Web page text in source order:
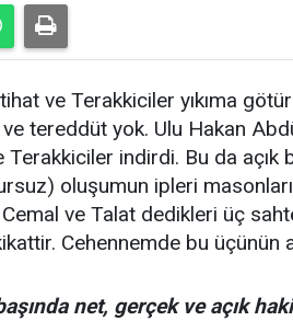
ve Terakkiciler yıkıma
tereddüt yok. Ulu Hakan
Terakkiciler indirdi. Bu da
oluşumun ipleri
ve Talat dedikleri üç
Cehennemde bu üçünün
net, gerçek ve açık